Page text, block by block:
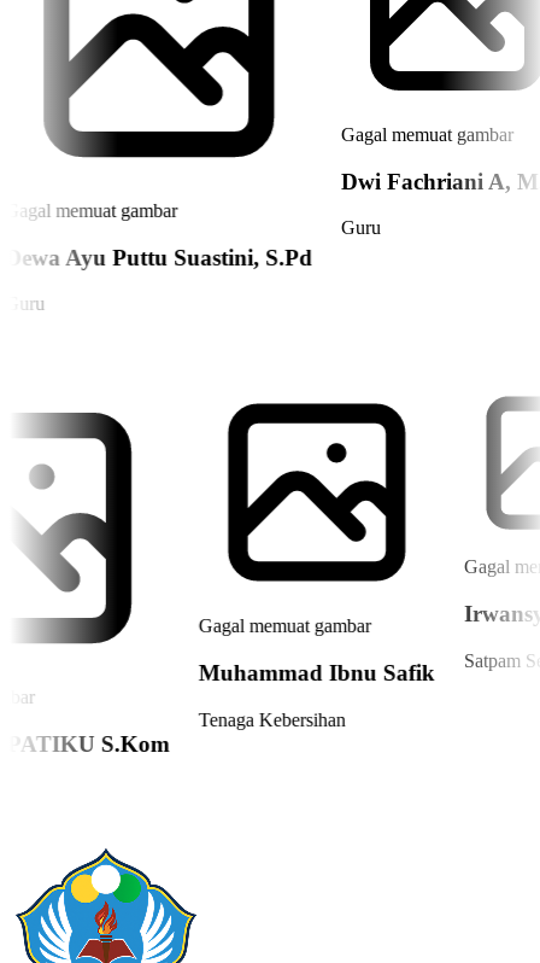
Gagal memuat gambar
memuat gambar
PATIKU S.Kom
Gagal memuat gambar
Muhammad Ibnu
Tenaga Kebersihan